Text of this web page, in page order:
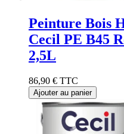
Peinture Bois
Cecil PE B45
2,5L
86,90 € TTC
Ajouter au panier